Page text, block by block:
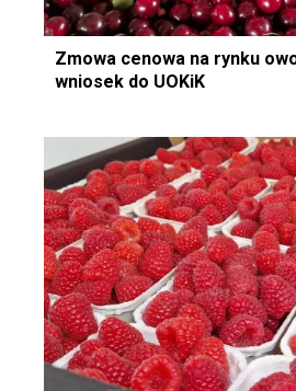
Zmowa cenowa na rynku
wniosek do UOKiK